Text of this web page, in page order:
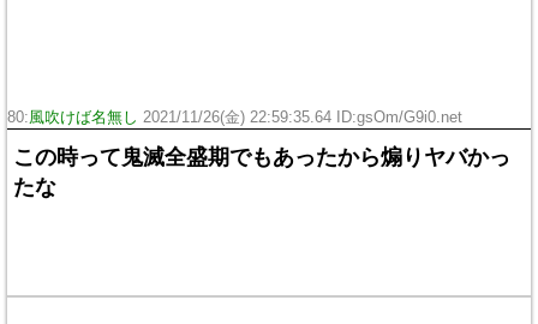
80:風吹けば名無し 2021/11/26(金) 22:59:35.64 ID:gsOm/G9i0.net
この時って鬼滅全盛期でもあったから煽りヤバかっ
たな